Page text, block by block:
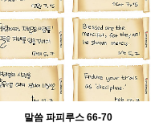
말씀 파피루스 66-70